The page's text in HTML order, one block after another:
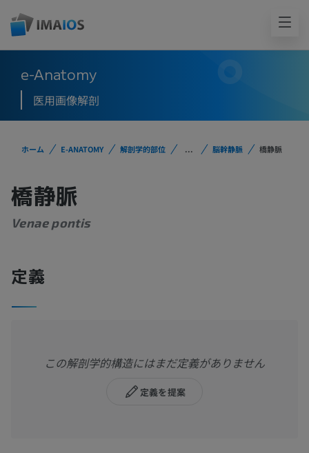
e-Anatomy
医用画像解剖
ホーム E-ANATOMY 解剖学的部位 ... 脳幹静脈 橋静脈
橋静脈
Venae pontis
定義
この解剖学的構造にはまだ定義がありません
定義を提案